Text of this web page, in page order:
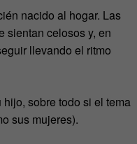
nacido al hogar. Las
sientan celosos y, en
llevando el ritmo
sobre todo si el tema
sus mujeres).